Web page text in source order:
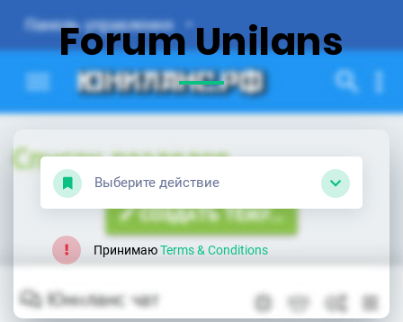
Forum Unilans
Выберите действие
ПринимаюTerms & Conditions